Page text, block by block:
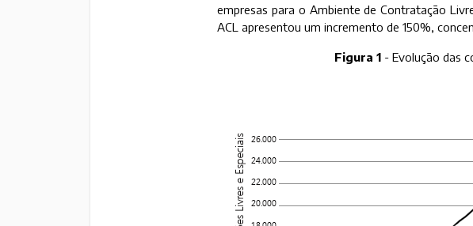
empresas para o Ambiente de Contratação
ACL apresentou um incremento de 150%,
Figura 1 - Evolução das